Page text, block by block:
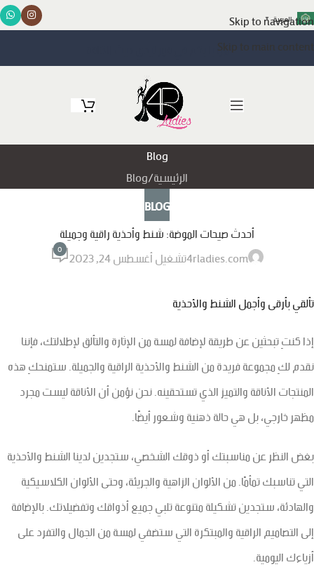
Skip to navigation
Skip to main content
العربية ▼
مرحبا بكم في فور ليدي حيث الأناقة
Blog
الرئيسية Blog
BLOG
أحدث صيحات الموضة: شنط وأحذية راقية وجميلة
4rladies.comتشغيل أغسطس 24, 2023 0
تألقي بأرقى وأجمل الشنط والأحذية
إذا كنتِ تبحثين عن طريقة لإضافة لمسة من الإثارة والتألق لإطلالتك، فإننا
نقدم لكِ مجموعة فريدة من الشنط والأحذية الراقية والجميلة. ستمنحكِ هذه
المنتجات الأناقة والتميز الذي تستحقينه. نحن نؤمن أن الأناقة ليست مجرد
مظهر خارجي، بل هي حالة ذهنية وشعور أيضًا.
بغض النظر عن مناسبتك أو ذوقك الشخصي، ستجدين لدينا الشنط والأحذية
التي تناسبك تمأمًا. من الألوان الزاهية والجريئة، وحتى الألوان الكلاسيكية
والهادئة، ستجدين تشكيلة متنوعة تلبي جميع أذواقك وتفضيلاتك. بالإضافة
إلى التصاميم الراقية والمبتكرة التي ستضفي لمسة من الجمال والتفرد على
أزياءك اليومية.